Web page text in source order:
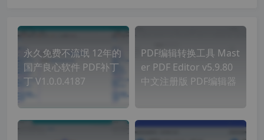
永久免费不流氓 12年的
国产良心软件 PDF补丁
丁 V1.0.0.4187
PDF编辑转换工具 Mast
er PDF Editor v5.9.80
中文注册版 PDF编辑器